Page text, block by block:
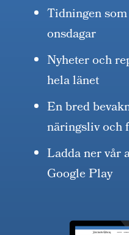
Tidningen
onsdagar
Nyheter och
hela länet
En bred
näringsliv och
Ladda ner vår
Google Play